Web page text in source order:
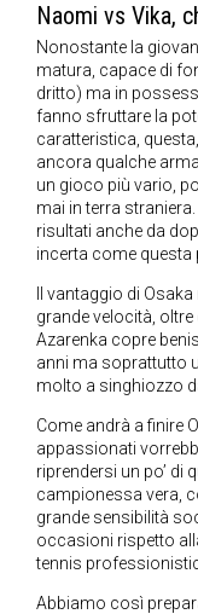
Naomi vs Vika,
Nonostante la
matura, capace di
dritto) ma in
fanno sfruttare la
caratteristica,
ancora qualche
un gioco più vario,
mai in terra
risultati anche da
incerta come
Il vantaggio di
grande velocità,
Azarenka copre
anni ma soprattutto
molto a singhiozzo
Come andrà a finire
appassionati
riprendersi un po’ di
campionessa vera,
grande sensibilità
occasioni rispetto
tennis
Abbiamo così